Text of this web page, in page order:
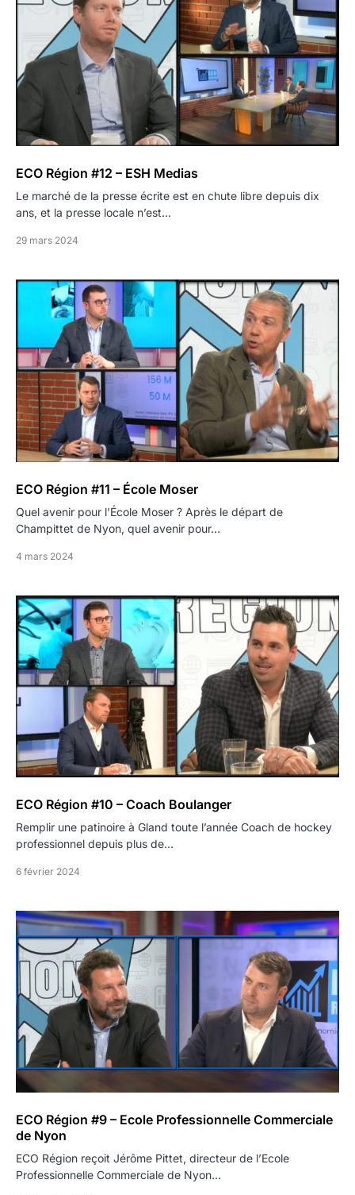
ECO Région #12 – ESH Medias
Le marché de la presse écrite est en chute libre depuis dix
ans, et la presse locale n’est…
29 mars 2024
ECO Région #11 – École Moser
Quel avenir pour l’École Moser ? Après le départ de
Champittet de Nyon, quel avenir pour…
4 mars 2024
ECO Région #10 – Coach Boulanger
Remplir une patinoire à Gland toute l’année Coach de hockey
professionnel depuis plus de…
6 février 2024
ECO Région #9 – Ecole Professionnelle Commerciale
de Nyon
ECO Région reçoit Jérôme Pittet, directeur de l’Ecole
Professionnelle Commerciale de Nyon…